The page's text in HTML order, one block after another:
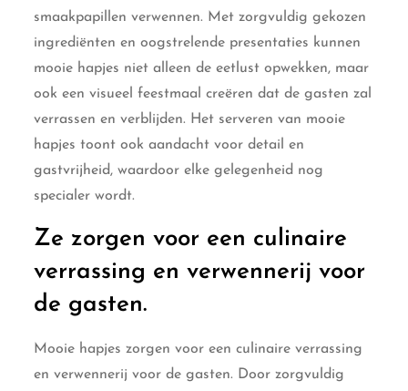
smaakpapillen verwennen. Met zorgvuldig gekozen
ingrediënten en oogstrelende presentaties kunnen
mooie hapjes niet alleen de eetlust opwekken, maar
ook een visueel feestmaal creëren dat de gasten zal
verrassen en verblijden. Het serveren van mooie
hapjes toont ook aandacht voor detail en
gastvrijheid, waardoor elke gelegenheid nog
specialer wordt.
Ze zorgen voor een culinaire
verrassing en verwennerij voor
de gasten.
Mooie hapjes zorgen voor een culinaire verrassing
en verwennerij voor de gasten. Door zorgvuldig